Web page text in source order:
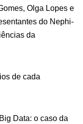
Olga Lopes e
do Nephi-
da
de cada
Data: o caso da